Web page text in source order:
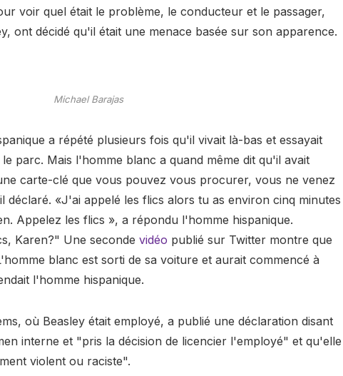
voir quel était le problème, le conducteur et le passager,
ont décidé qu'il était une menace basée sur son apparence.
Michael Barajas
a répété plusieurs fois qu'il vivait là-bas et essayait
parc. Mais l'homme blanc a quand même dit qu'il avait
carte-clé que vous pouvez vous procurer, vous ne venez
déclaré. «J'ai appelé les flics alors tu as environ cinq minutes
Appelez les flics », a répondu l'homme hispanique.
Karen?" Une seconde vidéo publié sur Twitter montre que
blanc est sorti de sa voiture et aurait commencé à
l'homme hispanique.
où Beasley était employé, a publié une déclaration disant
interne et "pris la décision de licencier l'employé" et qu'elle
violent ou raciste".